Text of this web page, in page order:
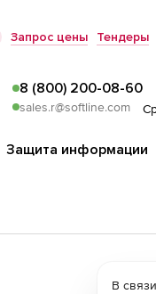
Запрос цены Тендеры
8 (800) 200-08-60
sales.r@softline.com
Защита информации
В